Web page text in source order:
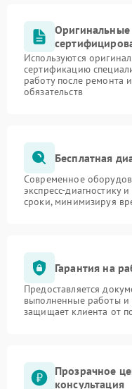
Оригинальные
Используются
сертификацию
работу после ремонта
обязательств
Бесплатная
Современное
экспресс-диагностику
сроки, минимизируя
Гарантия на
Предоставляется
выполненные работы и
защищает клиента от
Прозрачное
консультация